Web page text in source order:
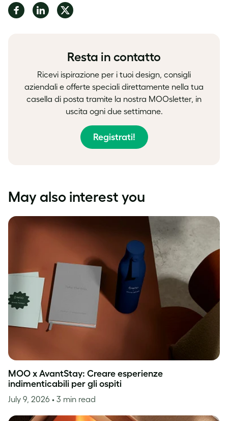
Share
on
Share
on
Share
on
Resta in contatto
Ricevi ispirazione per i tuoi design, consigli
aziendali e offerte speciali direttamente nella tua
casella di posta tramite la nostra MOOsletter, in
uscita ogni due settimane.
Registrati!
May also interest you
MOO x AvantStay: Creare esperienze
indimenticabili per gli ospiti
July 9, 2026 • 3 min read